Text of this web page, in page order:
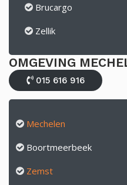
Brucargo
Zellik
OMGEVING
015 616 916
Mechelen
Boortmeerbeek
Zemst